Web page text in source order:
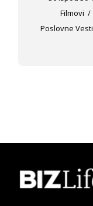
Filmovi
Poslovne Vesti